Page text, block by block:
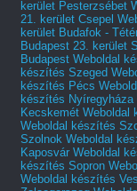
kerület Pesterzsébet
21. kerület Csepel
kerület Budafok -
Budapest 23. kerület
Budapest Weboldal
készítés Szeged
készítés Pécs
készítés Nyíregyháza
Kecskemét Weboldal
Weboldal készítés
Szolnok Weboldal
Kaposvár Weboldal
készítés Sopron
Weboldal készítés